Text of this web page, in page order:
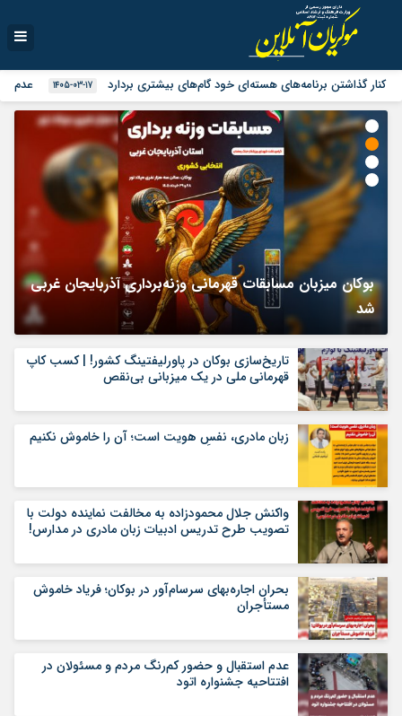
گذاشتن برنامه‌های هسته‌ای خود گام‌های بیشتری بردارد 1405-03-17 عدم
بوکان میزبان مسابقات قهرمانی وزنه‌برداری آذربایجان غربی
شد
تاریخ‌سازی بوکان در پاورلیفتینگ کشور! | کسب کاپ
قهرمانی ملی در یک میزبانی بی‌نقص
زبان مادری، نفسِ هویت است؛ آن را خاموش نکنیم
واکنش جلال محمودزاده به مخالفت نماینده دولت با
تصویب طرح تدریس ادبیات زبان مادری در مدارس!
بحران اجاره‌بهای سرسام‌آور در بوکان؛ فریاد خاموش
مستأجران
عدم استقبال و حضور کم‌رنگ مردم و مسئولان در
افتتاحیه جشنواره اتود